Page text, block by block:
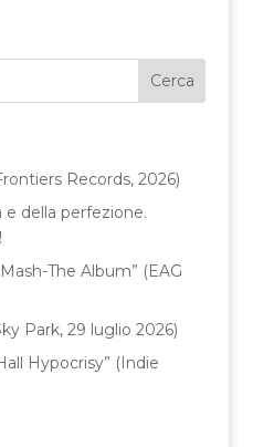
Records, 2026)
e della perfezione.
The Album” (EAG
Park, 29 luglio 2026)
Hypocrisy” (Indie